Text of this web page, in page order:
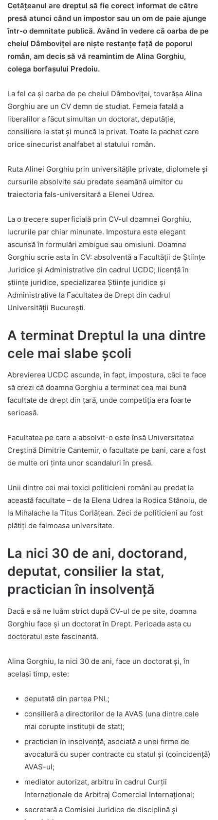
Cetățeanul are dreptul să fie corect informat de către
presă atunci când un impostor sau un om de paie ajunge
într-o demnitate publică. Având în vedere că oarba de pe
cheiul Dâmboviței are niște restanțe față de poporul
român, am decis să vă reamintim de Alina Gorghiu,
colega borfașului Predoiu.
La fel ca și oarba de pe cheiul Dâmboviței, tovarășa Alina
Gorghiu are un CV demn de studiat. Femeia fatală a
liberalilor a făcut simultan un doctorat, deputăție,
consiliere la stat și muncă la privat. Toate la pachet care
orice sinecurist analfabet al statului român.
Ruta Alinei Gorghiu prin universitățile private, diplomele și
cursurile absolvite sau predate seamănă uimitor cu
traiectoria fals-universitară a Elenei Udrea.
La o trecere superficială prin CV-ul doamnei Gorghiu,
lucrurile par chiar minunate. Impostura este elegant
ascunsă în formulări ambigue sau omisiuni. Doamna
Gorghiu scrie asta în CV: absolventă a Facultăţii de Ştiinţe
Juridice şi Administrative din cadrul UCDC; licenţă în
ştiinţe juridice, specializarea Ştiinţe juridice şi
Administrative la Facultatea de Drept din cadrul
Universităţii Bucureşti.
A terminat Dreptul la una dintre
cele mai slabe școli
Abrevierea UCDC ascunde, în fapt, impostura, căci te face
să crezi că doamna Gorghiu a terminat cea mai bună
facultate de drept din țară, unde competiția era foarte
serioasă.
Facultatea pe care a absolvit-o este însă Universitatea
Creștină Dimitrie Cantemir, o facultate pe bani, care a fost
de multe ori ținta unor scandaluri în presă.
Unii dintre cei mai toxici politicieni români au predat la
această facultate – de la Elena Udrea la Rodica Stănoiu, de
la Mihalache la Titus Corlățean. Zeci de politicieni au fost
plătiți de faimoasa universitate.
La nici 30 de ani, doctorand,
deputat, consilier la stat,
practician în insolvență
Dacă e să ne luăm strict după CV-ul de pe site, doamna
Gorghiu face și un doctorat în Drept. Perioada asta cu
doctoratul este fascinantă.
Alina Gorghiu, la nici 30 de ani, face un doctorat și, în
același timp, este:
deputată din partea PNL;
consilieră a directorilor de la AVAS (una dintre cele
mai corupte instituții de stat);
practician în insolvență, asociată a unei firme de
avocatură cu super contracte cu statul și (coincidență)
AVAS-ul;
mediator autorizat, arbitru în cadrul Curții
Internaționale de Arbitraj Comercial Internațional;
secretară a Comisiei Juridice de disciplină și